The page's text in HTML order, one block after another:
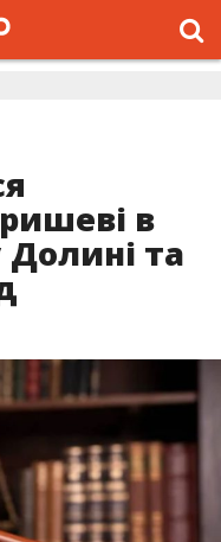
в
Долині та